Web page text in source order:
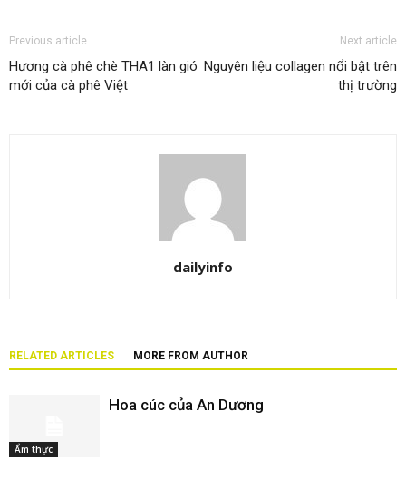
Previous article
Hương cà phê chè THA1 làn gió
mới của cà phê Việt
Next article
Nguyên liệu collagen nổi bật trên
thị trường
dailyinfo
RELATED ARTICLES MORE FROM AUTHOR
Ẩm thực
Hoa cúc của An Dương